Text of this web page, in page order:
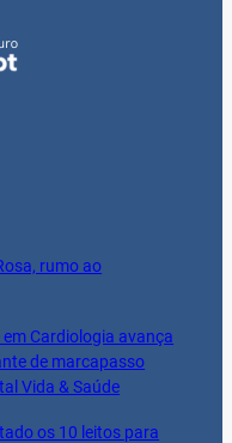
rumo ao
Cardiologia avança
de marcapasso
Vida & Saúde
os 10 leitos para